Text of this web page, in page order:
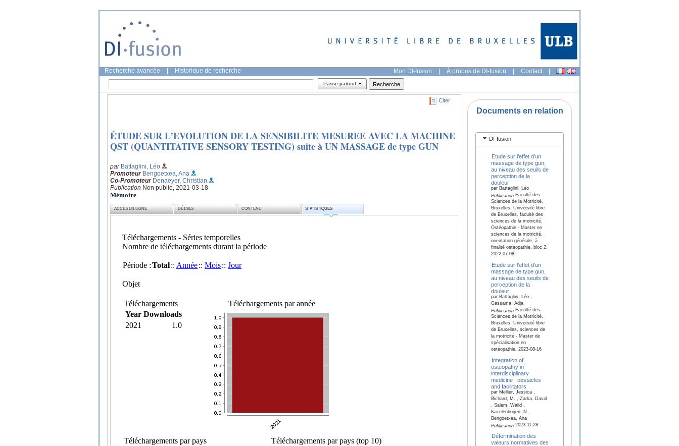
Recherche avancée Historique de recherche Mon DI-fusion | À propos de DI-fusion | Contact |
Passe-partout
Citer
ÉTUDE SUR L’EVOLUTION DE LA SENSIBILITE MESUREE AVEC LA MACHINE
QST (QUANTITATIVE SENSORY TESTING) suite à UN MASSAGE de type GUN
par Battaglini, Léo
Promoteur Bengoetxea, Ana
Co-Promoteur Denaeyer, Christian
Publication Non publié, 2021-03-18
Mémoire
ACCÈS EN LIGNE DÉTAILS CONTENU STATISTIQUES
Documents en relation
DI-fusion
Etude sur l’effet d’un
massage de type gun,
au niveau des seuils de
perception de la
douleur
par Battaglini, Léo
PublicationFaculté des
Sciences de la Motricité,
Bruxelles, Université libre
de Bruxelles, faculté des
sciences de la motricité,
Ostéopathie - Master en
sciences de la motricité,
orientation générale, à
finalité ostéopathie, bloc 2,
2022-07-08
Etude sur l’effet d’un
massage de type gun,
au niveau des seuils de
perception de la
douleur
par Battaglini, Léo ,
Gassama, Adja
PublicationFaculté des
Sciences de la Motricité,
Bruxelles, Université libre
de Bruxelles, sciences de
la motricité - Master de
spécialisation en
ostéopathie, 2023-08-16
Integration of
osteopathy in
interdisciplinary
medicine : obstacles
and facilitators
par Mellier, Jessica ,
Bichard, M. , Zarka, David
, Salem, Walid ,
Kacelenbogen, N ,
Bengoetxea, Ana
Publication2023-11-28
Détermination des
valeurs normatives des